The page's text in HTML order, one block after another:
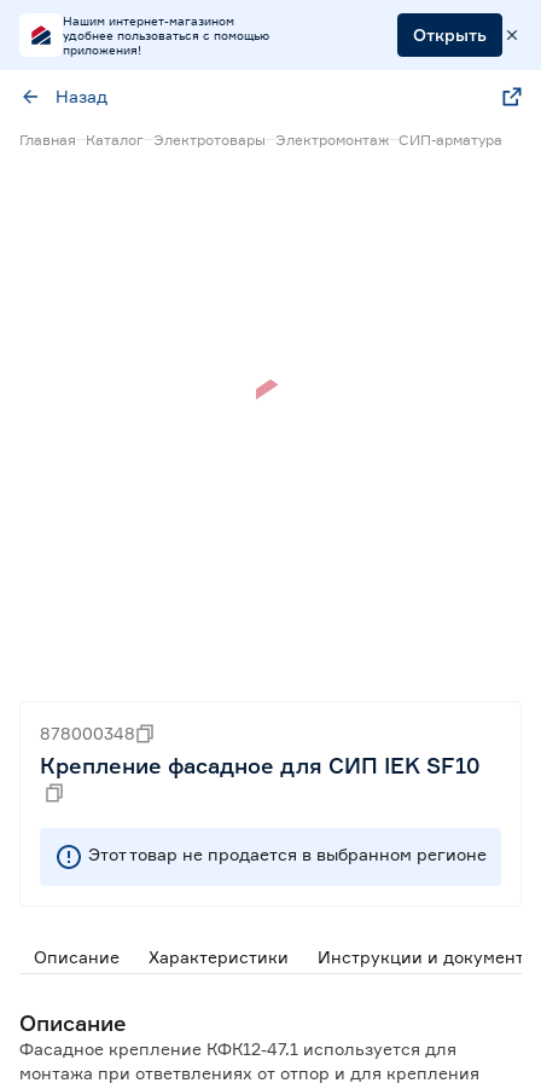
Нашим интернет-магазином
удобнее пользоваться с помощью
приложения!
Открыть
Назад
Главная Каталог Электротовары Электромонтаж СИП-арматура
878000348
Крепление фасадное для СИП IEK SF10
Этот товар не продается в выбранном регионе
Описание Характеристики Инструкции и документы
Описание
Фасадное крепление КФК12-47.1 используется для
монтажа при ответвлениях от отпор и для крепления